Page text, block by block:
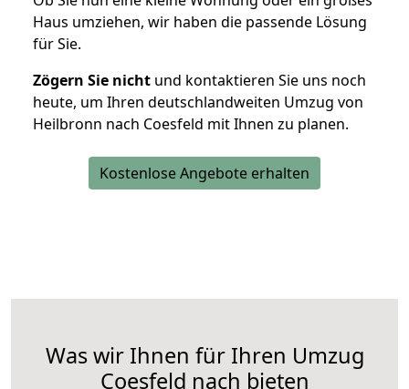
Haus umziehen, wir haben die passende Lösung
für Sie.
Zögern Sie nicht und kontaktieren Sie uns noch
heute, um Ihren deutschlandweiten Umzug von
Heilbronn nach Coesfeld mit Ihnen zu planen.
Kostenlose Angebote erhalten
Was wir Ihnen für Ihren Umzug
Coesfeld nach bieten